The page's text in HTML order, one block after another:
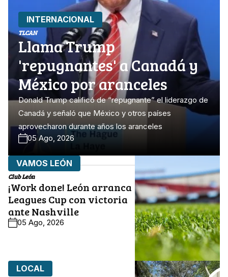
INTERNACIONAL
TLCAN
Llama Trump
'repugnantes' a Canadá y
México por aranceles
Donald Trump calificó de “repugnante” el liderazgo de
Canadá y señaló que México y otros países
aprovecharon durante años los aranceles
05 Ago, 2026
VAMOS LEÓN
Club León
¡Work done! León arranca
Leagues Cup con victoria
ante Nashville
05 Ago, 2026
LOCAL